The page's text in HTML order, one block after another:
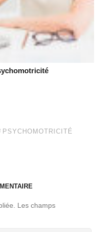
PSYCHOMOTRICITÉ
Les champs